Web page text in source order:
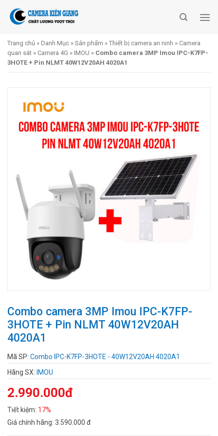
Trang chủ » Danh Mục » Sản phẩm » Thiết bị camera an ninh » Camera
quan sát » Camera 4G » IMOU » Combo camera 3MP Imou IPC-K7FP-
3HOTE + Pin NLMT 40W12V20AH 4020A1
Combo camera 3MP Imou IPC-K7FP-
3HOTE + Pin NLMT 40W12V20AH
4020A1
Mã SP: Combo IPC-K7FP-3HOTE - 40W12V20AH 4020A1
Hãng SX: IMOU
2.990.000đ
Tiết kiệm: 17%
Giá chính hãng: 3.590.000 đ